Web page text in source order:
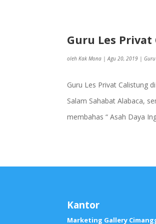
Guru Les
olehKak Mona |Agu 20, 2019 |
Guru Les Privat Calistung
Salam Sahabat Alabaca,
membahas “ Asah Daya
Kantor
Marketing Gallery